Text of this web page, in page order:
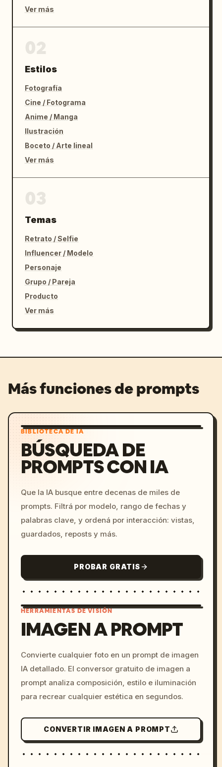
Ver más
Estilos
Fotografía
Cine / Fotograma
Anime / Manga
Ilustración
Boceto / Arte lineal
Ver más
Temas
Retrato / Selfie
Influencer / Modelo
Personaje
Grupo / Pareja
Producto
Ver más
Más funciones de prompts
BIBLIOTECA DE IA
BÚSQUEDA DE
PROMPTS CON IA
Que la IA busque entre decenas de miles de
prompts. Filtrá por modelo, rango de fechas y
palabras clave, y ordená por interacción: vistas,
guardados, reposts y más.
PROBAR GRATIS
c, cyberpunk sunset, neon
colors, 8k --v 6.0
HERRAMIENTAS DE VISIÓN
IMAGEN A PROMPT
Convierte cualquier foto en un prompt de imagen
IA detallado. El conversor gratuito de imagen a
prompt analiza composición, estilo e iluminación
para recrear cualquier estética en segundos.
CONVERTIR IMAGEN A PROMPT